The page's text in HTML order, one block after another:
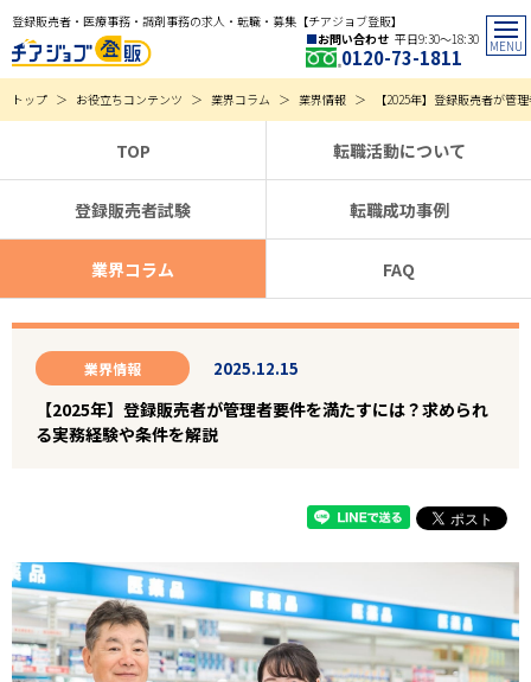
登録販売者・医療事務・調剤事務の求人・転職・募集【チアジョブ登販】
お問い合わせ 平日9:30〜18:30
0120-73-1811
トップ お役立ちコンテンツ 業界コラム 業界情報 【2025年】登録販売者が管
TOP 転職活動について
登録販売者試験 転職成功事例
業界コラム FAQ
業界情報 2025.12.15
【2025年】登録販売者が管理者要件を満たすには？求められ
る実務経験や条件を解説